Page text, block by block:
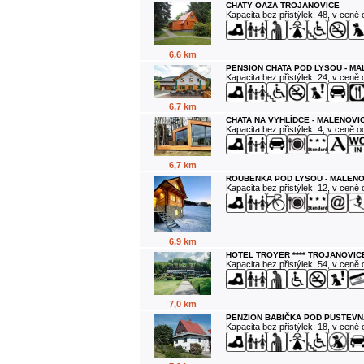
6,6 km
CHATY OAZA TROJANOVICE
Kapacita bez přistýlek: 48, v ceně
6,7 km
PENSION CHATA POD LYSOU -
Kapacita bez přistýlek: 24, v ceně
6,7 km
CHATA NA VYHLÍDCE -
Kapacita bez přistýlek: 4, v ceně
6,9 km
ROUBENKA POD LYSOU -
Kapacita bez přistýlek: 12, v ceně
7,0 km
HOTEL TROYER ****
Kapacita bez přistýlek: 54, v ceně
PENZION BABIČKA POD
Kapacita bez přistýlek: 18, v ceně